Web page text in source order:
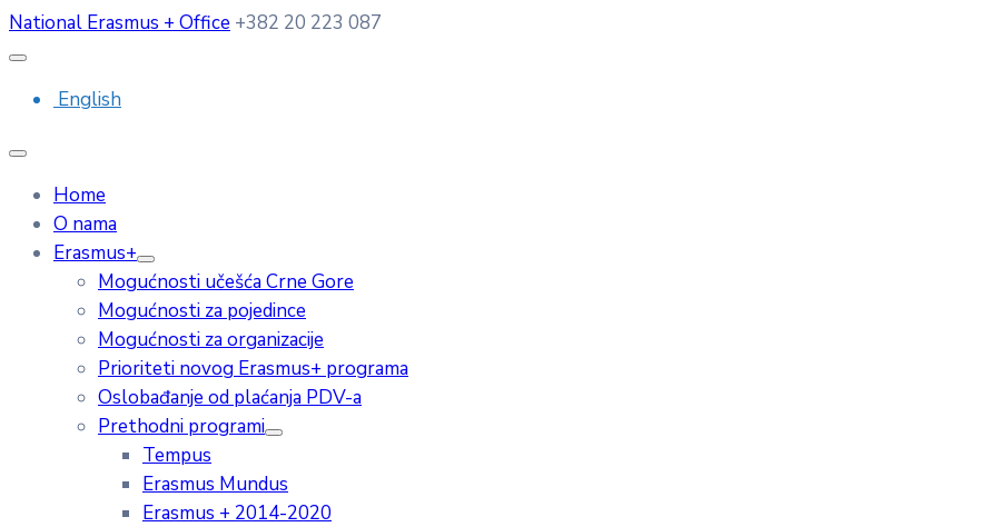
National Erasmus + Office +382 20 223 087
English
Home
O nama
Erasmus+
Mogućnosti učešća Crne Gore
Mogućnosti za pojedince
Mogućnosti za organizacije
Prioriteti novog Erasmus+ programa
Oslobađanje od plaćanja PDV-a
Prethodni programi
Tempus
Erasmus Mundus
Erasmus + 2014-2020